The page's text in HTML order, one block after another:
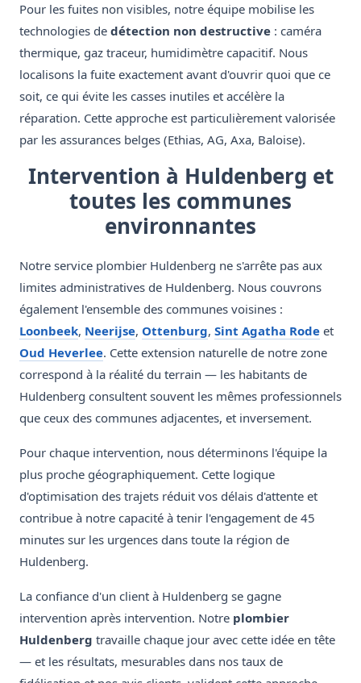
Pour les fuites non visibles, notre équipe mobilise les
technologies de détection non destructive : caméra
thermique, gaz traceur, humidimètre capacitif. Nous
localisons la fuite exactement avant d'ouvrir quoi que ce
soit, ce qui évite les casses inutiles et accélère la
réparation. Cette approche est particulièrement valorisée
par les assurances belges (Ethias, AG, Axa, Baloise).
Intervention à Huldenberg et
toutes les communes
environnantes
Notre service plombier Huldenberg ne s'arrête pas aux
limites administratives de Huldenberg. Nous couvrons
également l'ensemble des communes voisines :
Loonbeek, Neerijse, Ottenburg, Sint Agatha Rode et
Oud Heverlee. Cette extension naturelle de notre zone
correspond à la réalité du terrain — les habitants de
Huldenberg consultent souvent les mêmes professionnels
que ceux des communes adjacentes, et inversement.
Pour chaque intervention, nous déterminons l'équipe la
plus proche géographiquement. Cette logique
d'optimisation des trajets réduit vos délais d'attente et
contribue à notre capacité à tenir l'engagement de 45
minutes sur les urgences dans toute la région de
Huldenberg.
La confiance d'un client à Huldenberg se gagne
intervention après intervention. Notre plombier
Huldenberg travaille chaque jour avec cette idée en tête
— et les résultats, mesurables dans nos taux de